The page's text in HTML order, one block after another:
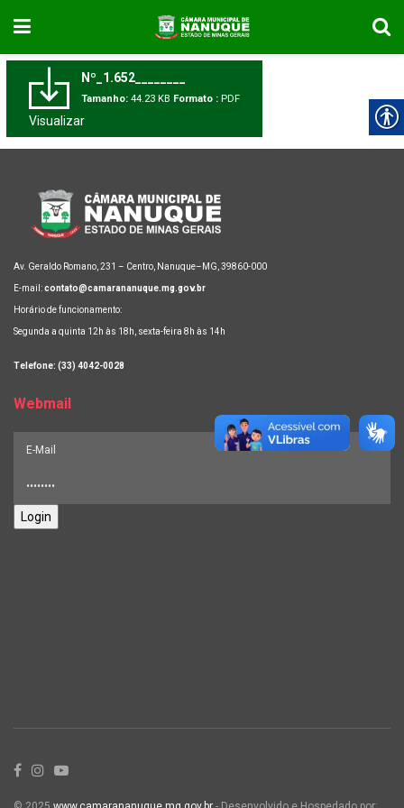
Nº_1.652________
Tamanho: 44.23 KB Formato : PDF
Visualizar
Av. Geraldo Romano, 231 – Centro, Nanuque–MG, 39860-000
E-mail:contato@camarananuque.mg.gov.br
Horário de funcionamento:
Segunda a quinta 12h às 18h, sexta-feira 8h às 14h
Telefone: (33) 4042-0028
Webmail
Login